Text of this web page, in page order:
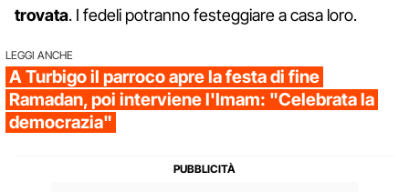
trovata. I fedeli potranno festeggiare a casa loro.
LEGGI ANCHE
A Turbigo il parroco apre la festa di fine
Ramadan, poi interviene l'Imam: "Celebrata la
democrazia"